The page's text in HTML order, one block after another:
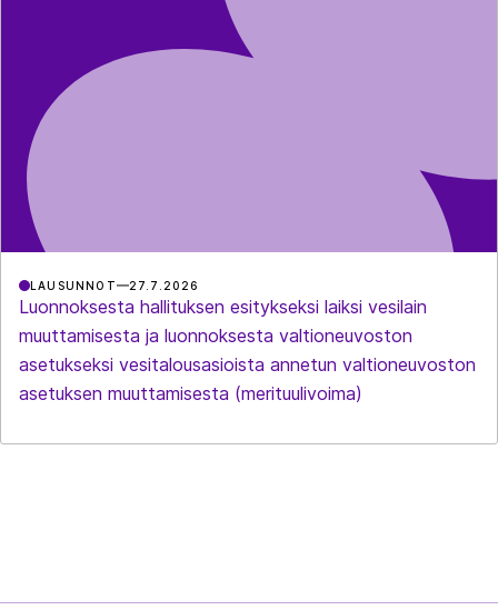
LAUSUNNOT 27.7.2026
Luonnoksesta hallituksen esitykseksi laiksi vesilain
muuttamisesta ja luonnoksesta valtioneuvoston
asetukseksi vesitalousasioista annetun valtioneuvoston
asetuksen muuttamisesta (merituulivoima)